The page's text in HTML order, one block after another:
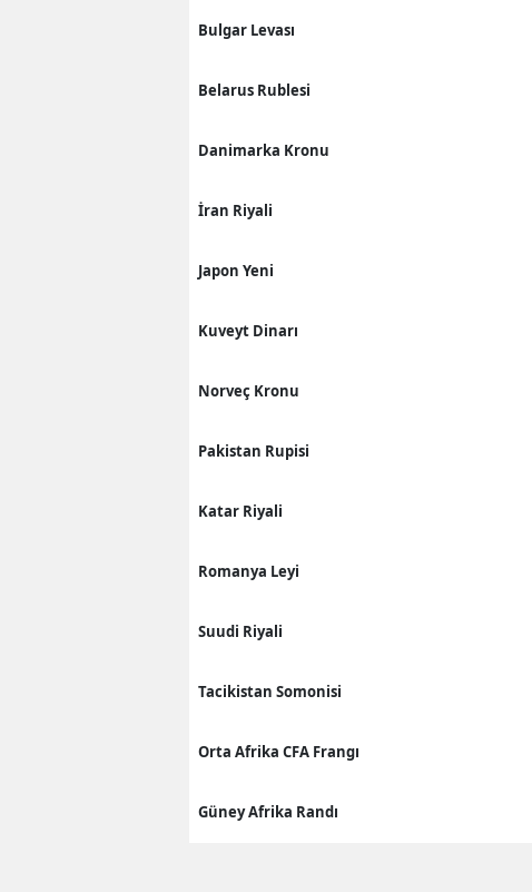
Bulgar Levası
Belarus Rublesi
Danimarka Kronu
İran Riyali
Japon Yeni
Kuveyt Dinarı
Norveç Kronu
Pakistan Rupisi
Katar Riyali
Romanya Leyi
Suudi Riyali
Tacikistan Somonisi
Orta Afrika CFA Frangı
Güney Afrika Randı